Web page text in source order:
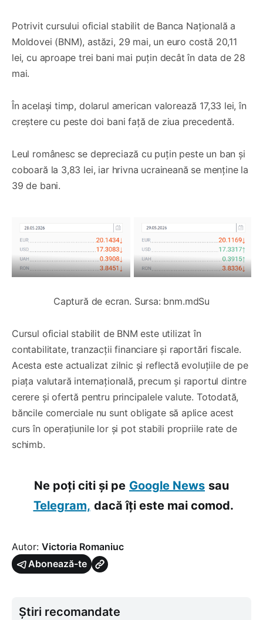
Potrivit cursului oficial stabilit de Banca Națională a
Moldovei (BNM), astăzi, 29 mai, un euro costă 20,11
lei, cu aproape trei bani mai puțin decât în data de 28
mai.
În același timp, dolarul american valorează 17,33 lei, în
creștere cu peste doi bani față de ziua precedentă.
Leul românesc se depreciază cu puțin peste un ban și
coboară la 3,83 lei, iar hrivna ucraineană se menține la
39 de bani.
Captură de ecran. Sursa: bnm.mdSu
Cursul oficial stabilit de BNM este utilizat în
contabilitate, tranzacții financiare și raportări fiscale.
Acesta este actualizat zilnic și reflectă evoluțiile de pe
piața valutară internațională, precum și raportul dintre
cerere și ofertă pentru principalele valute. Totodată,
băncile comerciale nu sunt obligate să aplice acest
curs în operațiunile lor și pot stabili propriile rate de
schimb.
Ne poți citi și pe Google News sau
Telegram, dacă îți este mai comod.
Autor: Victoria Romaniuc
Abonează-te
Știri recomandate